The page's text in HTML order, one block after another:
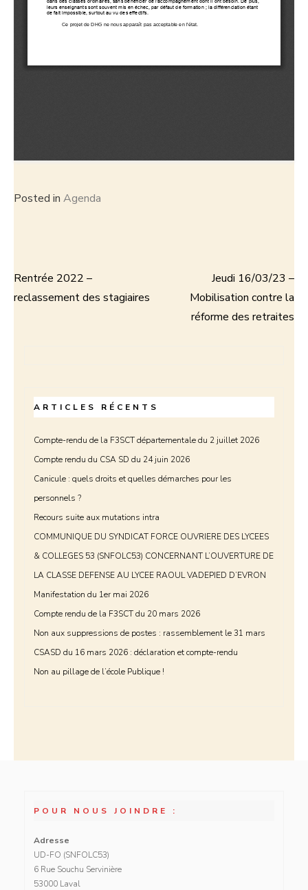
Posted in Agenda
Navigation
Rentrée 2022 –
reclassement des stagiaires
Jeudi 16/03/23 –
Mobilisation contre la
réforme des retraites
ARTICLES RÉCENTS
Compte-rendu de la F3SCT départementale du 2 juillet 2026
Compte rendu du CSA SD du 24 juin 2026
Canicule : quels droits et quelles démarches pour les
personnels ?
Recours suite aux mutations intra
COMMUNIQUE DU SYNDICAT FORCE OUVRIERE DES LYCEES
& COLLEGES 53 (SNFOLC53) CONCERNANT L’OUVERTURE DE
LA CLASSE DEFENSE AU LYCEE RAOUL VADEPIED D’EVRON
Manifestation du 1er mai 2026
Compte rendu de la F3SCT du 20 mars 2026
Non aux suppressions de postes : rassemblement le 31 mars
CSASD du 16 mars 2026 : déclaration et compte-rendu
Non au pillage de l’école Publique !
POUR NOUS JOINDRE :
Adresse
UD-FO (SNFOLC53)
6 Rue Souchu Servinière
53000 Laval